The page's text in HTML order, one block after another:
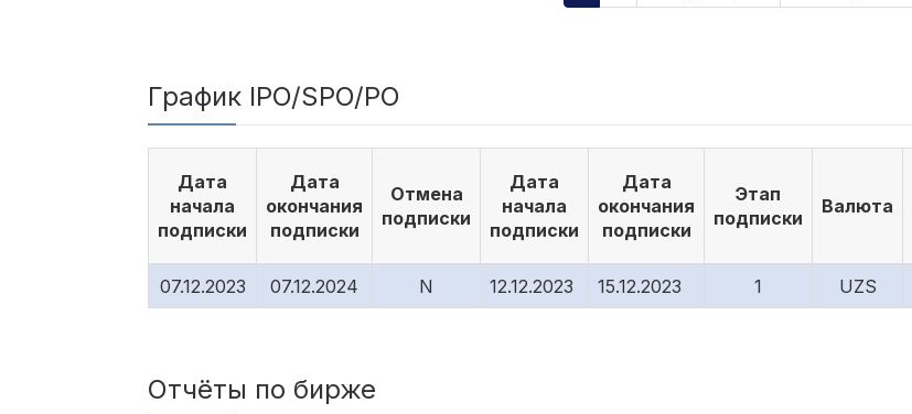
График IPO/SPO/PO
Дата
начала
подписки
Дата
окончания
подписки
Отмена
подписки
Дата
начала
подписки
Дата
окончания
подписки
Этап
подписки
Валюта
07.12.2023
07.12.2024 N 12.12.2023 15.12.2023 1 UZS
Отчёты по бирже